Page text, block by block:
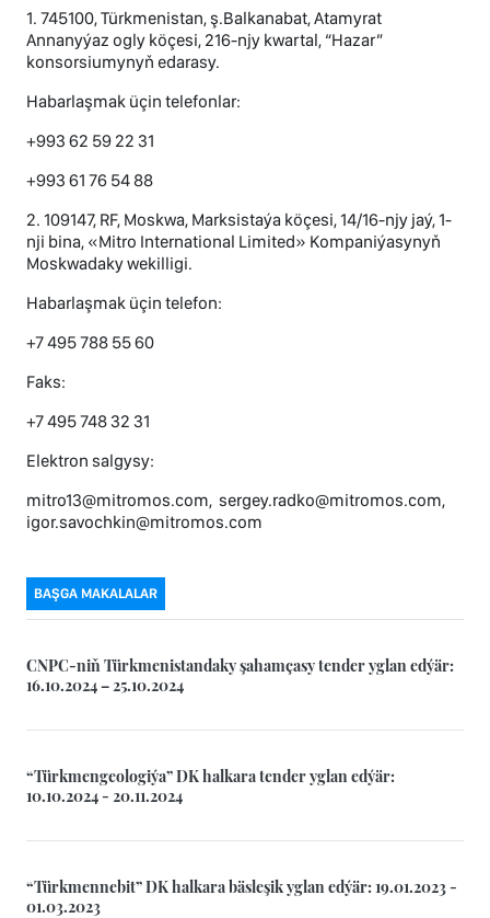
1. 745100, Türkmenistan, ş.Balkanabat, Atamyrat
Annanyýaz ogly köçesi, 216-njy kwartal, “Hazar”
konsorsiumynyň edarasy.
Habarlaşmak üçin telefonlar:
+993 62 59 22 31
+993 61 76 54 88
2. 109147, RF, Moskwa, Marksistaýa köçesi, 14/16-njy jaý, 1-
nji bina, «Mitro International Limited» Kompaniýasynyň
Moskwadaky wekilligi.
Habarlaşmak üçin telefon:
+7 495 788 55 60
Faks:
+7 495 748 32 31
Elektron salgysy:
mitro13@mitromos.com, sergey.radko@mitromos.com,
igor.savochkin@mitromos.com
BAŞGA MAKALALAR
CNPC-niň Türkmenistandaky şahamçasy tender yglan edýär:
16.10.2024 – 25.10.2024
“Türkmengeologiýa” DK halkara tender yglan edýär:
10.10.2024 - 20.11.2024
“Türkmennebit” DK halkara bäsleşik yglan edýär: 19.01.2023 -
01.03.2023